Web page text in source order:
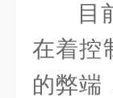
目
在着控
的弊端